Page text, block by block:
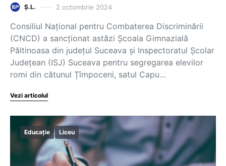
Ș.L. 2 octombrie 2024
Consiliul Național pentru Combaterea Discriminării
(CNCD) a sancționat astăzi Școala Gimnazială
Păltinoasa din județul Suceava și Inspectoratul Școlar
Județean (ISJ) Suceava pentru segregarea elevilor
romi din cătunul Țîmpoceni, satul Capu…
Vezi articolul
Educație Liceu